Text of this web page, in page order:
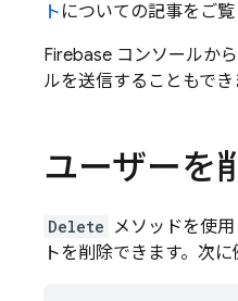
ト についての記事をご覧
Firebase コンソールか
ルを送信することもでき
ユーザーを
Delete メソッドを使
トを削除できます。次に